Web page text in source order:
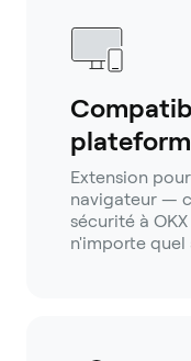
Extension
navigateur —
sécurité à
n'importe quel